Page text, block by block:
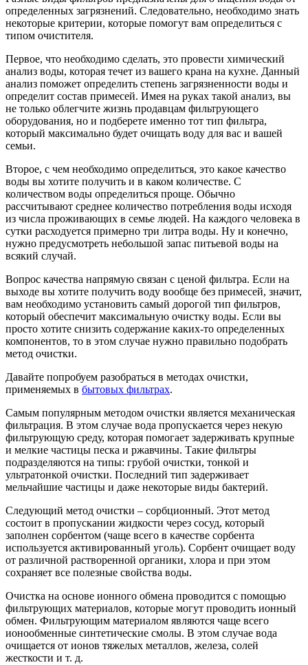
определенных загрязнений. Следовательно, необходимо знать
некоторые критерии, которые помогут вам определиться с
типом очистителя.
Первое, что необходимо сделать, это провести химический
анализ воды, которая течет из вашего крана на кухне. Данный
анализ поможет определить степень загрязненности воды и
определит состав примесей. Имея на руках такой анализ, вы
не только облегчите жизнь продавцам фильтрующего
оборудования, но и подберете именно тот тип фильтра,
который максимально будет очищать воду для вас и вашей
семьи.
Второе, с чем необходимо определиться, это какое качество
воды вы хотите получить и в каком количестве. С
количеством воды определиться проще. Обычно
рассчитывают среднее количество потребления воды исходя
из числа проживающих в семье людей. На каждого человека в
сутки расходуется примерно три литра воды. Ну и конечно,
нужно предусмотреть небольшой запас питьевой воды на
всякий случай.
Вопрос качества напрямую связан с ценой фильтра. Если на
выходе вы хотите получить воду вообще без примесей, значит,
вам необходимо установить самый дорогой тип фильтров,
который обеспечит максимальную очистку воды. Если вы
просто хотите снизить содержание каких-то определенных
компонентов, то в этом случае нужно правильно подобрать
метод очистки.
Давайте попробуем разобраться в методах очистки,
применяемых в бытовых фильтрах.
Самым популярным методом очистки является механическая
фильтрация. В этом случае вода пропускается через некую
фильтрующую среду, которая помогает задерживать крупные
и мелкие частицы песка и ржавчины. Такие фильтры
подразделяются на типы: грубой очистки, тонкой и
ультратонкой очистки. Последний тип задерживает
мельчайшие частицы и даже некоторые виды бактерий.
Следующий метод очистки – сорбционный. Этот метод
состоит в пропускании жидкости через сосуд, который
заполнен сорбентом (чаще всего в качестве сорбента
используется активированный уголь). Сорбент очищает воду
от различной растворенной органики, хлора и при этом
сохраняет все полезные свойства воды.
Очистка на основе ионного обмена проводится с помощью
фильтрующих материалов, которые могут проводить ионный
обмен. Фильтрующим материалом являются чаще всего
ионообменные синтетические смолы. В этом случае вода
очищается от ионов тяжелых металлов, железа, солей
жесткости и т. д.